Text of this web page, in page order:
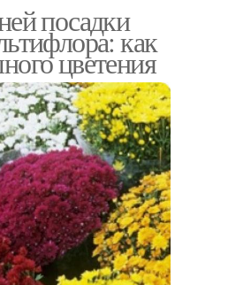
посадки
как
цветения